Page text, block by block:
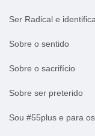
Ser Radical e
Sobre o sentido
Sobre o sacrifício
Sobre ser preterido
Sou #55plus e para